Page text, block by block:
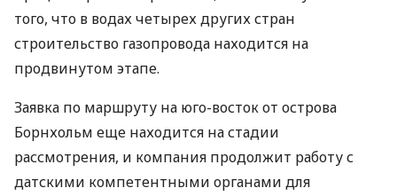
того, что в водах четырех других стран
строительство газопровода находится на
продвинутом этапе.
Заявка по маршруту на юго-восток от острова
Борнхольм еще находится на стадии
рассмотрения, и компания продолжит работу с
датскими компетентными органами для